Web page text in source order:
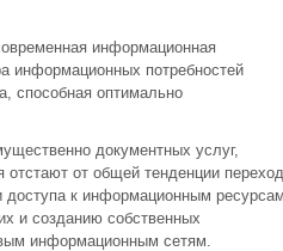
информационная
информационных потребностей
способная оптимально
документных услуг,
от общей тенденции
доступа к информационным
и созданию собственных
информационным сетям.